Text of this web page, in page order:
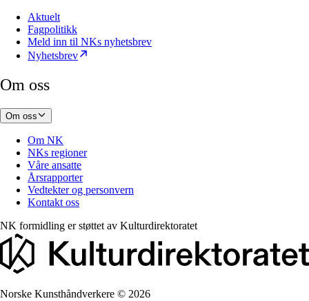
Aktuelt
Fagpolitikk
Meld inn til NKs nyhetsbrev
Nyhetsbrev
Om oss
Om oss
Om NK
NKs regioner
Våre ansatte
Årsrapporter
Vedtekter og personvern
Kontakt oss
NK formidling er støttet av Kulturdirektoratet
Norske Kunsthåndverkere © 2026